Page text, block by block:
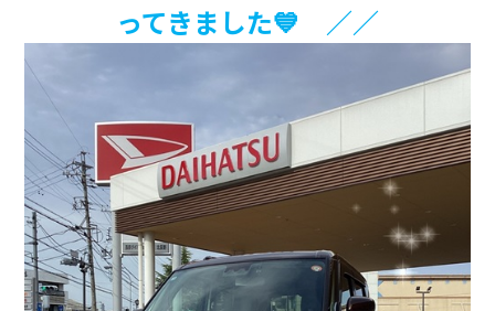
会社情報
リコ
ってきました💙 ／／